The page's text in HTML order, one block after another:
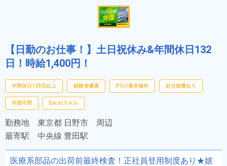
【日勤のお仕事！】土日祝休み&年間休日132
日！時給1,400円！
年間休日120日以上 経験者優遇 PCの基本操作 赴任旅費あり
学歴不問 Excelスキル
勤務地 東京都 日野市 周辺
最寄駅 中央線 豊田駅
医療系部品の出荷前最終検査！正社員登用制度あり★嬉